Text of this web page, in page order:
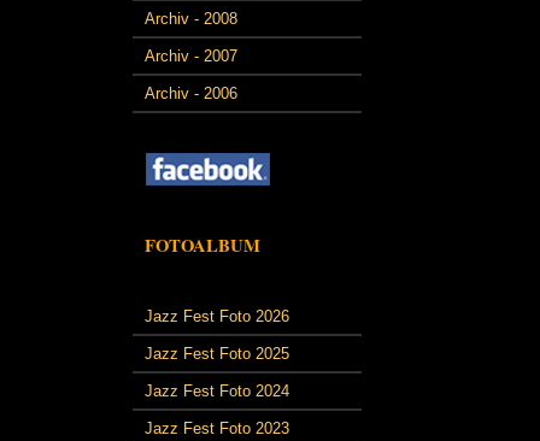
Archiv - 2008
Archiv - 2007
Archiv - 2006
FOTOALBUM
Jazz Fest Foto 2026
Jazz Fest Foto 2025
Jazz Fest Foto 2024
Jazz Fest Foto 2023